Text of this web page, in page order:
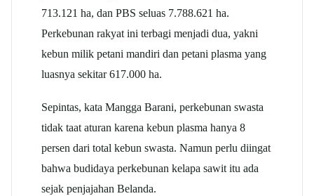
713.121 ha, dan PBS seluas 7.788.621 ha.
Perkebunan rakyat ini terbagi menjadi dua, yakni
kebun milik petani mandiri dan petani plasma yang
luasnya sekitar 617.000 ha.
Sepintas, kata Mangga Barani, perkebunan swasta
tidak taat aturan karena kebun plasma hanya 8
persen dari total kebun swasta. Namun perlu diingat
bahwa budidaya perkebunan kelapa sawit itu ada
sejak penjajahan Belanda.